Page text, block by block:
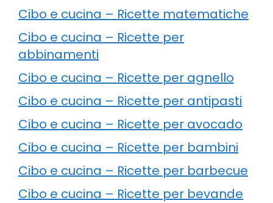
Cibo e cucina – Ricette matematiche
Cibo e cucina – Ricette per
abbinamenti
Cibo e cucina – Ricette per agnello
Cibo e cucina – Ricette per antipasti
Cibo e cucina – Ricette per avocado
Cibo e cucina – Ricette per bambini
Cibo e cucina – Ricette per barbecue
Cibo e cucina – Ricette per bevande